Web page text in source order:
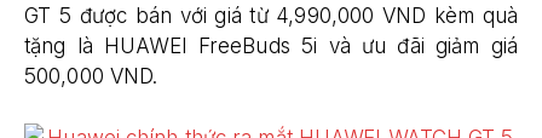
GT 5 được bán với giá từ 4,990,000 VND kèm quà
tặng là HUAWEI FreeBuds 5i và ưu đãi giảm giá
500,000 VND.